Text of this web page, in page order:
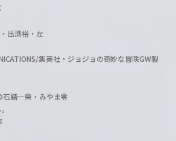
出渕裕・左
集英社・ジョジョの奇妙な冒険GW製
踏一榮・みやま零